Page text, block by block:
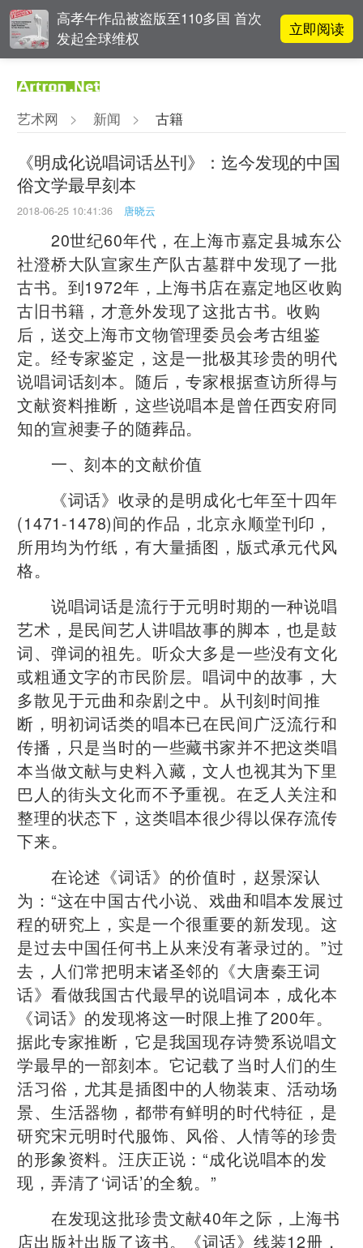
高孝午作品被盗版至110多国 首次
发起全球维权
立即阅读
破界与归真
阿拉里奥画廊上海转型：为何要成
为策展式艺术商业综合体？
吕晓：北京画院两个中心十年 跨学
科带来齐白石研究新突破
艺术网 > 新闻 > 古籍
《明成化说唱词话丛刊》：迄今发现的中国
俗文学最早刻本
2018-06-25 10:41:36 唐晓云
20世纪60年代，在上海市嘉定县城东公
社澄桥大队宣家生产队古墓群中发现了一批
古书。到1972年，上海书店在嘉定地区收购
古旧书籍，才意外发现了这批古书。收购
后，送交上海市文物管理委员会考古组鉴
定。经专家鉴定，这是一批极其珍贵的明代
说唱词话刻本。随后，专家根据查访所得与
文献资料推断，这些说唱本是曾任西安府同
知的宣昶妻子的随葬品。
一、刻本的文献价值
《词话》收录的是明成化七年至十四年
(1471-1478)间的作品，北京永顺堂刊印，
所用均为竹纸，有大量插图，版式承元代风
格。
说唱词话是流行于元明时期的一种说唱
艺术，是民间艺人讲唱故事的脚本，也是鼓
词、弹词的祖先。听众大多是一些没有文化
或粗通文字的市民阶层。唱词中的故事，大
多散见于元曲和杂剧之中。从刊刻时间推
断，明初词话类的唱本已在民间广泛流行和
传播，只是当时的一些藏书家并不把这类唱
本当做文献与史料入藏，文人也视其为下里
巴人的街头文化而不予重视。在乏人关注和
整理的状态下，这类唱本很少得以保存流传
下来。
在论述《词话》的价值时，赵景深认
为：“这在中国古代小说、戏曲和唱本发展过
程的研究上，实是一个很重要的新发现。这
是过去中国任何书上从来没有著录过的。”过
去，人们常把明末诸圣邻的《大唐秦王词
话》看做我国古代最早的说唱词本，成化本
《词话》的发现将这一时限上推了200年。
据此专家推断，它是我国现存诗赞系说唱文
学最早的一部刻本。它记载了当时人们的生
活习俗，尤其是插图中的人物装束、活动场
景、生活器物，都带有鲜明的时代特征，是
研究宋元明时代服饰、风俗、人情等的珍贵
的形象资料。汪庆正说：“成化说唱本的发
现，弄清了‘词话’的全貌。”
在发现这批珍贵文献40年之际，上海书
店出版社出版了该书。《词话》线装12册，